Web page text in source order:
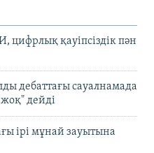
цифрлық қауіпсіздік пән
дебаттағы сауалнамада
дейді
ірі мұнай зауытына